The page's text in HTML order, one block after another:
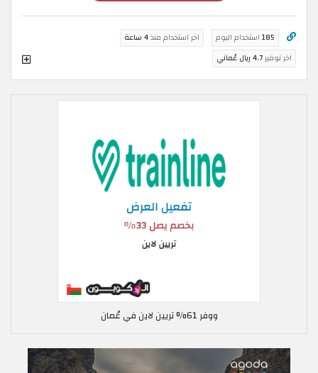
185 استخدام اليوم اخر استخدام منذ4 ساعة
اخر توفير4.7 ريال عُماني
ووفر 61% تريين لاين في عُمان